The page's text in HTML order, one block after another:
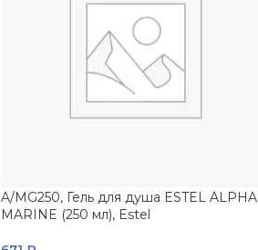
A/MG250, Гель для душа ESTEL ALPHA
MARINE (250 мл), Estel